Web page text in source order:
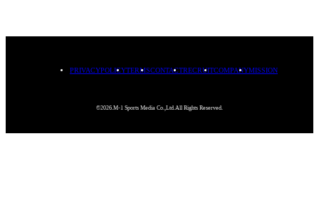
PRIVACYPOLICYTERMSCONTACTRECRUITCOMPANYMISSION
©2026.M-1 Sports Media Co.,Ltd.All Rights Reserved.